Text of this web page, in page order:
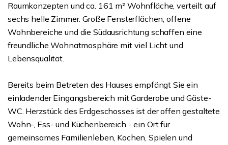
Raumkonzepten und ca. 161 m² Wohnfläche, verteilt auf
sechs helle Zimmer. Große Fensterflächen, offene
Wohnbereiche und die Südausrichtung schaffen eine
freundliche Wohnatmosphäre mit viel Licht und
Lebensqualität.
Bereits beim Betreten des Hauses empfängt Sie ein
einladender Eingangsbereich mit Garderobe und Gäste-
WC. Herzstück des Erdgeschosses ist der offen gestaltete
Wohn-, Ess- und Küchenbereich - ein Ort für
gemeinsames Familienleben, Kochen, Spielen und